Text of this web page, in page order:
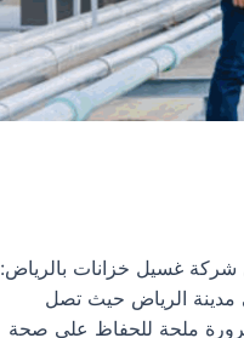
غسيل خزانات بالرياض:
مدينة الرياض حيث تصل
ملحة للحفاظ على صحة